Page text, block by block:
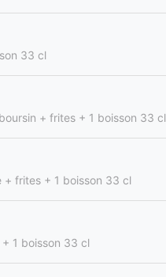
33 cl
+ frites + 1 boisson 33 cl
+ frites + 1 boisson 33 cl
1 boisson 33 cl